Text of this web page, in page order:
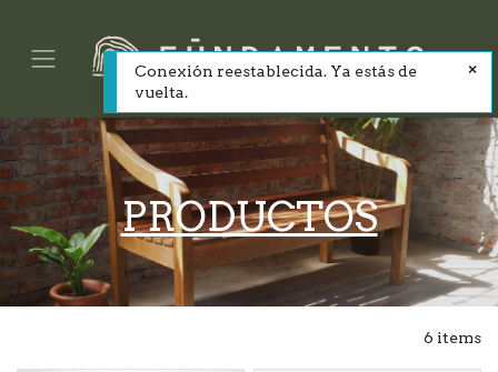
PRODUCTOS
6 items
Conexión reestablecida. Ya estás de
vuelta.